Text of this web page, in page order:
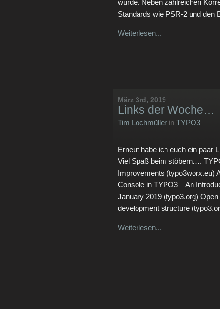
würde. Neben zahlreichen
Standards wie PSR-2 und
Weiterlesen...
März 3rd, 2019
Links der Woche…
Tim Lochmüller in TYPO3
Erneut habe ich euch ein paar
Viel Spaß beim stöbern….
Improvements (typo3worx.eu)
Console in TYPO3 – An
January 2019 (typo3.org)
development structure
Weiterlesen...